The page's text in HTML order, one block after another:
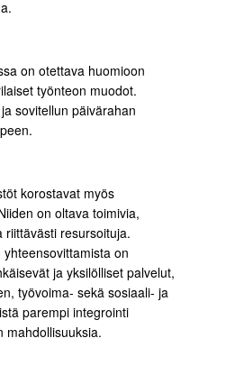
on otettava huomioon
työnteon muodot.
sovitellun päivärahan
korostavat myös
on oltava toimivia,
riittävästi resursoituja.
on
ja yksilölliset palvelut,
työvoima- sekä sosiaali- ja
parempi integrointi
mahdollisuuksia.